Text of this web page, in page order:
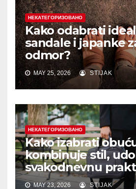
НЕКАТЕГОРИЗОВАНО
Kako odabrati
sandale i japanke
odmor?
MAY 25, 2026 STIJAK
НЕКАТЕГОРИЗОВАНО
Kako izabrati
kombinuje stil,
svakodnevnu
MAY 23, 2026 STIJAK